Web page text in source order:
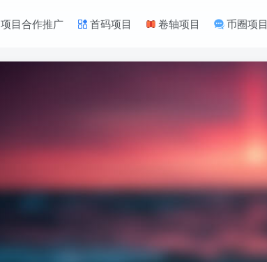
项目合作推广 首码项目 卷轴项目 币圈项目